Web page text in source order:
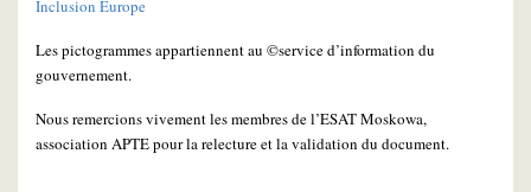
Inclusion Europe
Les pictogrammes appartiennent au ©service d’information du
gouvernement.
Nous remercions vivement les membres de l’ESAT Moskowa,
association APTE pour la relecture et la validation du document.